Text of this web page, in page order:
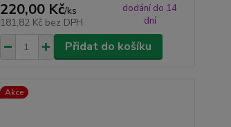
220,00 Kč/ks
181,82 Kč bez DPH
dodání do 14
dní
Přidat do košíku
Akce